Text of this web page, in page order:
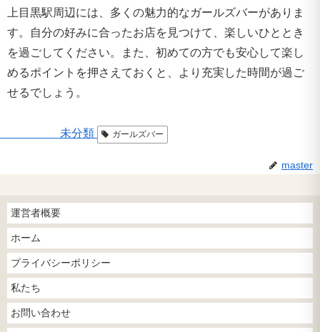
上目黒駅周辺には、多くの魅力的なガールズバーがありま
す。自分の好みに合ったお店を見つけて、楽しいひととき
を過ごしてください。また、初めての方でも安心して楽し
めるポイントを押さえておくと、より充実した時間が過ご
せるでしょう。
未分類 ガールズバー
master
運営者概要
ホーム
プライバシーポリシー
私たち
お問い合わせ